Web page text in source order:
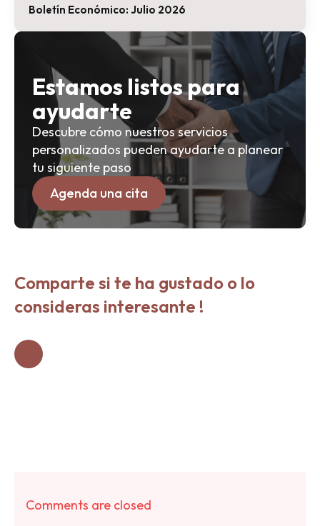
Boletín Económico: Julio 2026
Estamos listos para
ayudarte
Descubre cómo nuestros servicios
personalizados pueden ayudarte a planear
tu siguiente paso
Agenda una cita
Comparte si te ha gustado o lo
consideras interesante !
Comments are closed